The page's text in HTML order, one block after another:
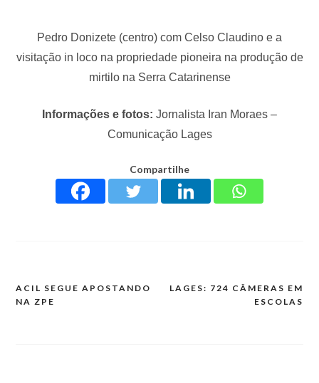
Pedro Donizete (centro) com Celso Claudino e a
visitação in loco na propriedade pioneira na produção de
mirtilo na Serra Catarinense
Informações e fotos: Jornalista Iran Moraes –
Comunicação Lages
Compartilhe
ACIL SEGUE APOSTANDO
NA ZPE
LAGES: 724 CÂMERAS EM
ESCOLAS